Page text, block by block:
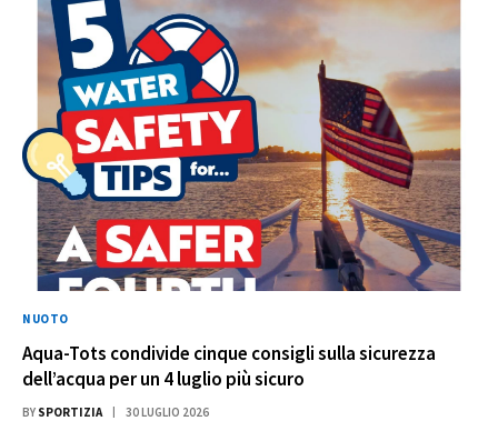
NUOTO
Aqua-Tots condivide cinque consigli sulla sicurezza
dell’acqua per un 4 luglio più sicuro
BY SPORTIZIA 30 LUGLIO 2026